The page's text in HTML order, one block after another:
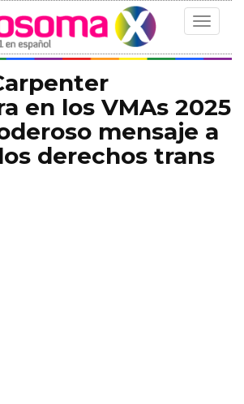
Toggle
en los VMAs 2025
mensaje a
derechos trans